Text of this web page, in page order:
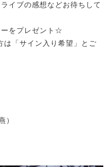
イブの感想などお待ちして
をプレゼント☆
は「サイン入り希望」とご
）